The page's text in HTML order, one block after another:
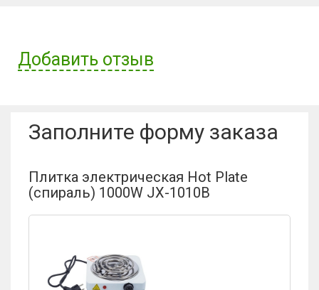
Добавить отзыв
Заполните форму заказа
Плитка электрическая Hot Plate
(спираль) 1000W JX-1010B